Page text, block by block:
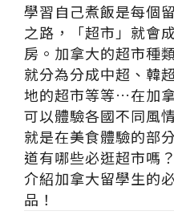
學習自己煮飯是每個
之路，「超市」就會
房。加拿大的超市種
就分為分成中超、韓
地的超市等等…在加
可以體驗各國不同風
就是在美食體驗的部
道有哪些必逛超市嗎
介紹加拿大留學生的
品！